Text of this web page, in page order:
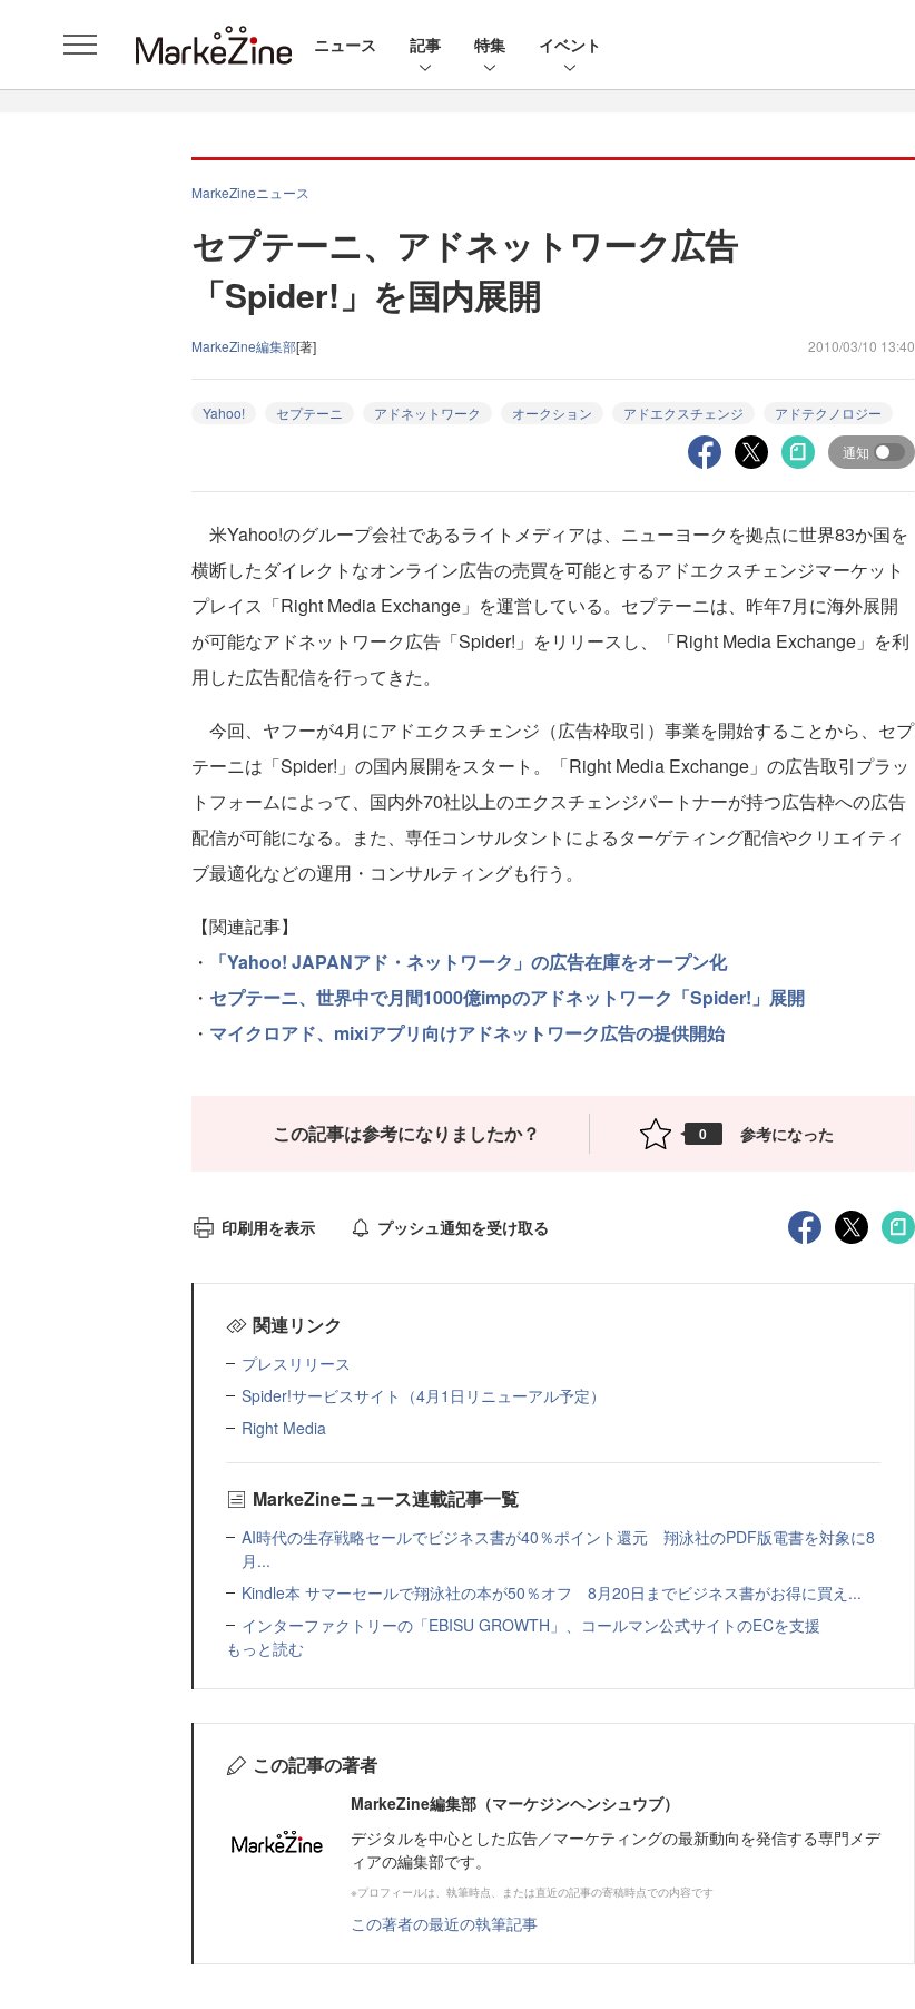
ニュース 記事 特集 イベント
MarkeZineニュース
セプテーニ、アドネットワーク広告
「Spider!」を国内展開
MarkeZine編集部[著] 2010/03/10 13:40
Yahoo! セプテーニ アドネットワーク オークション アドエクスチェンジ アドテクノロジー
通知
米Yahoo!のグループ会社であるライトメディアは、ニューヨークを拠点に世界83か国を
横断したダイレクトなオンライン広告の売買を可能とするアドエクスチェンジマーケット
プレイス「Right Media Exchange」を運営している。セプテーニは、昨年7月に海外展開
が可能なアドネットワーク広告「Spider!」をリリースし、「Right Media Exchange」を利
用した広告配信を行ってきた。
今回、ヤフーが4月にアドエクスチェンジ（広告枠取引）事業を開始することから、セプ
テーニは「Spider!」の国内展開をスタート。「Right Media Exchange」の広告取引プラッ
トフォームによって、国内外70社以上のエクスチェンジパートナーが持つ広告枠への広告
配信が可能になる。また、専任コンサルタントによるターゲティング配信やクリエイティ
ブ最適化などの運用・コンサルティングも行う。
【関連記事】
・
「Yahoo! JAPANアド・ネットワーク」の広告在庫をオープン化
・ セプテーニ、世界中で月間1000億impのアドネットワーク「Spider!」展開
・ マイクロアド、mixiアプリ向けアドネットワーク広告の提供開始
この記事は参考になりましたか？ 0 参考になった
印刷用を表示 プッシュ通知を受け取る
関連リンク
プレスリリース
Spider!サービスサイト（4月1日リニューアル予定）
Right Media
MarkeZineニュース連載記事一覧
AI時代の生存戦略セールでビジネス書が40％ポイント還元 翔泳社のPDF版電書を対象に8
月...
Kindle本 サマーセールで翔泳社の本が50％オフ 8月20日までビジネス書がお得に買え...
インターファクトリーの「EBISU GROWTH」、コールマン公式サイトのECを支援
もっと読む
この記事の著者
MarkeZine編集部（マーケジンヘンシュウブ）
デジタルを中心とした広告／マーケティングの最新動向を発信する専門メデ
ィアの編集部です。
※プロフィールは、執筆時点、または直近の記事の寄稿時点での内容です
この著者の最近の執筆記事